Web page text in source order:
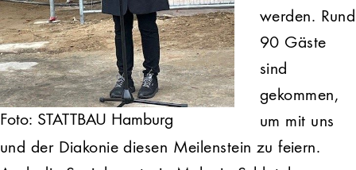
Foto: STATTBAU Hamburg
werden. Rund
90 Gäste
sind
gekommen,
um mit uns
und der Diakonie diesen Meilenstein zu feiern.